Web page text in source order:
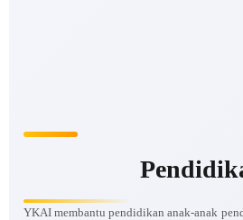
YKAI membantu pendidikan anak-anak